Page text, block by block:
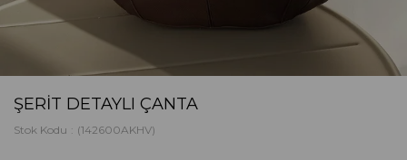
ŞERIT DETAYLI ÇANTA
Stok Kodu (142600AKHV)